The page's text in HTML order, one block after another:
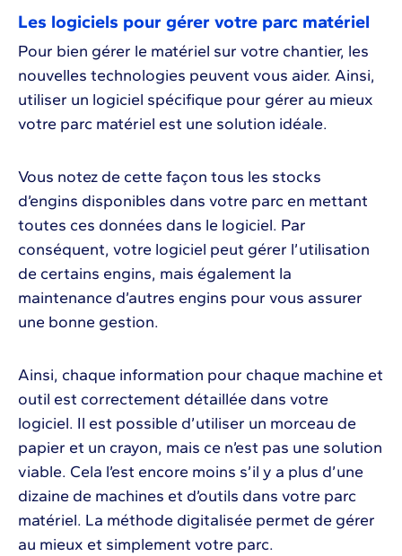
Les logiciels pour gérer votre parc matériel
Pour bien gérer le matériel sur votre chantier, les
nouvelles technologies peuvent vous aider. Ainsi,
utiliser un logiciel spécifique pour gérer au mieux
votre parc matériel est une solution idéale.
Vous notez de cette façon tous les stocks
d’engins disponibles dans votre parc en mettant
toutes ces données dans le logiciel. Par
conséquent, votre logiciel peut gérer l’utilisation
de certains engins, mais également la
maintenance d’autres engins pour vous assurer
une bonne gestion.
Ainsi, chaque information pour chaque machine et
outil est correctement détaillée dans votre
logiciel. Il est possible d’utiliser un morceau de
papier et un crayon, mais ce n’est pas une solution
viable. Cela l’est encore moins s’il y a plus d’une
dizaine de machines et d’outils dans votre parc
matériel. La méthode digitalisée permet de gérer
au mieux et simplement votre parc.